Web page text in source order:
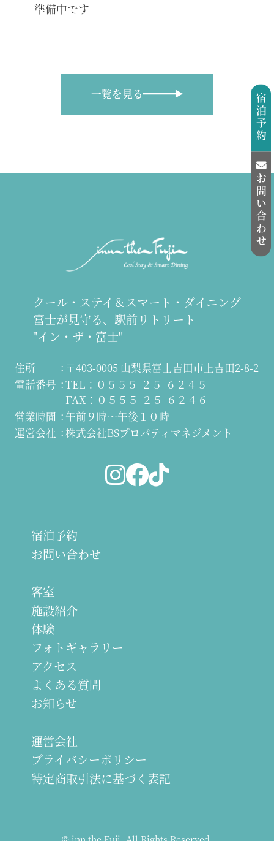
準備中です
一覧を見る
クール・ステイ＆スマート・ダイニング
富士が見守る、駅前リトリート
"イン・ザ・富士"
住所
〒403-0005 山梨県富士吉田市上吉田2-8-2
電話番号
TEL：０５５５-２５-６２４５
FAX：０５５５-２５-６２４６
営業時間
午前９時～午後１０時
運営会社
株式会社BSプロパティマネジメント
宿泊予約
お問い合わせ
客室
施設紹介
体験
フォトギャラリー
アクセス
よくある質問
お知らせ
運営会社
プライバシーポリシー
特定商取引法に基づく表記
宿泊予約
お問い合わせ